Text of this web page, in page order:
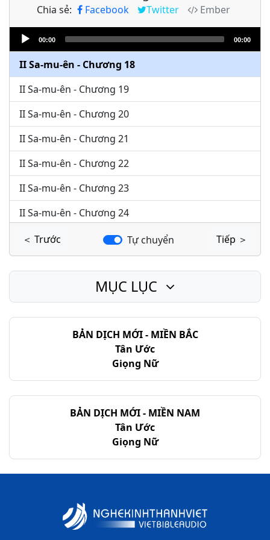
Chia sẻ: Facebook Twitter
Ember
Audio
Player
00:00 00:00
II Sa-mu-ên - Chương 16
II Sa-mu-ên - Chương 17
II Sa-mu-ên - Chương 18
II Sa-mu-ên - Chương 19
II Sa-mu-ên - Chương 20
II Sa-mu-ên - Chương 21
II Sa-mu-ên - Chương 22
II Sa-mu-ên - Chương 23
II Sa-mu-ên - Chương 24
＜ Trước
Tự chuyển Tiếp ＞
BẢN DỊCH MỚI - MIỀN BẮC
Tân Ước
Giọng Nữ
BẢN DỊCH MỚI - MIỀN NAM
Tân Ước
Giọng Nữ
MỤC LỤC